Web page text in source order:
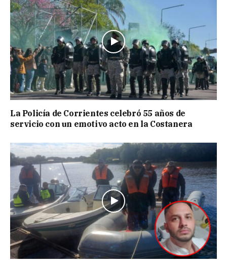
La Policía de Corrientes celebró 55 años de
servicio con un emotivo acto en la Costanera